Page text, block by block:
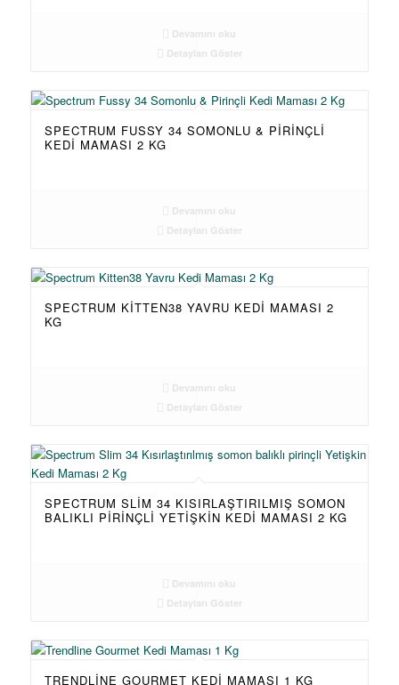
Devamını oku
Detayları Göster
SPECTRUM FUSSY 34 SOMONLU & PIRINÇLI
KEDI MAMASI 2 KG
Devamını oku
Detayları Göster
SPECTRUM KITTEN38 YAVRU KEDI MAMASI 2
KG
Devamını oku
Detayları Göster
SPECTRUM SLIM 34 KISIRLAŞTIRILMIŞ SOMON
BALIKLI PIRINÇLI YETIŞKIN KEDI MAMASI 2 KG
Devamını oku
Detayları Göster
TRENDLINE GOURMET KEDI MAMASI 1 KG